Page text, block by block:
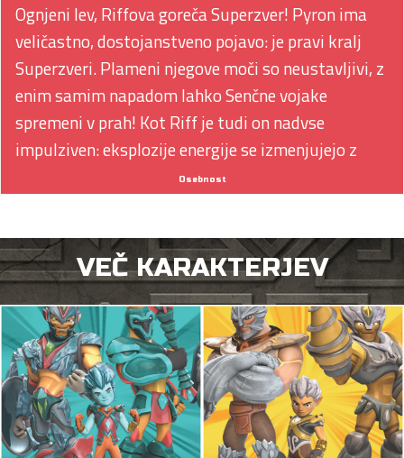
Ognjeni lev, Riffova goreča Superzver! Pyron ima
veličastno, dostojanstveno pojavo: je pravi kralj
Superzveri. Plameni njegove moči so neustavljivi, z
enim samim napadom lahko Senčne vojake
spremeni v prah! Kot Riff je tudi on nadvse
impulziven: eksplozije energije se izmenjujejo z
napadi neverjetnega zverinskega besa!
Osebnost
VEČ KARAKTERJEV